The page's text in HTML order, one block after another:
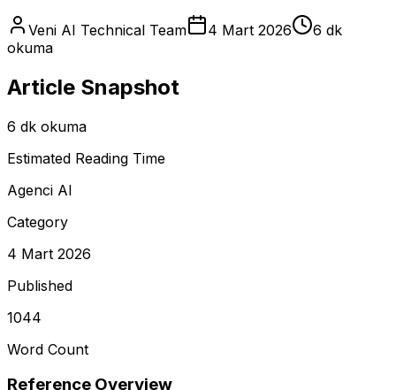
Veni AI Technical Team 4 Mart 2026
6 dk
okuma
Article Snapshot
6 dk okuma
Estimated Reading Time
Agenci AI
Category
4 Mart 2026
Published
1044
Word Count
Reference Overview